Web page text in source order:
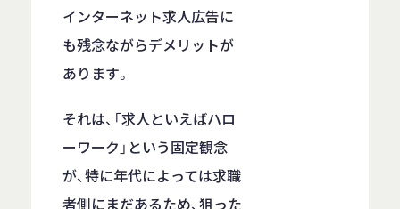
インターネット求人広告に
も残念ながらデメリットが
あります。
それは、「求人といえばハロ
ーワーク」という固定観念
が、特に年代によっては求職
者側にまだあるため、狙った